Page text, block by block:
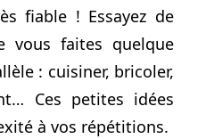
fiable ! Essayez de
vous faites quelque
: cuisiner, bricoler,
Ces petites idées
à vos répétitions.